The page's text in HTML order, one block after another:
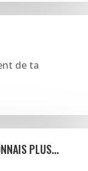
de ta
PLUS...